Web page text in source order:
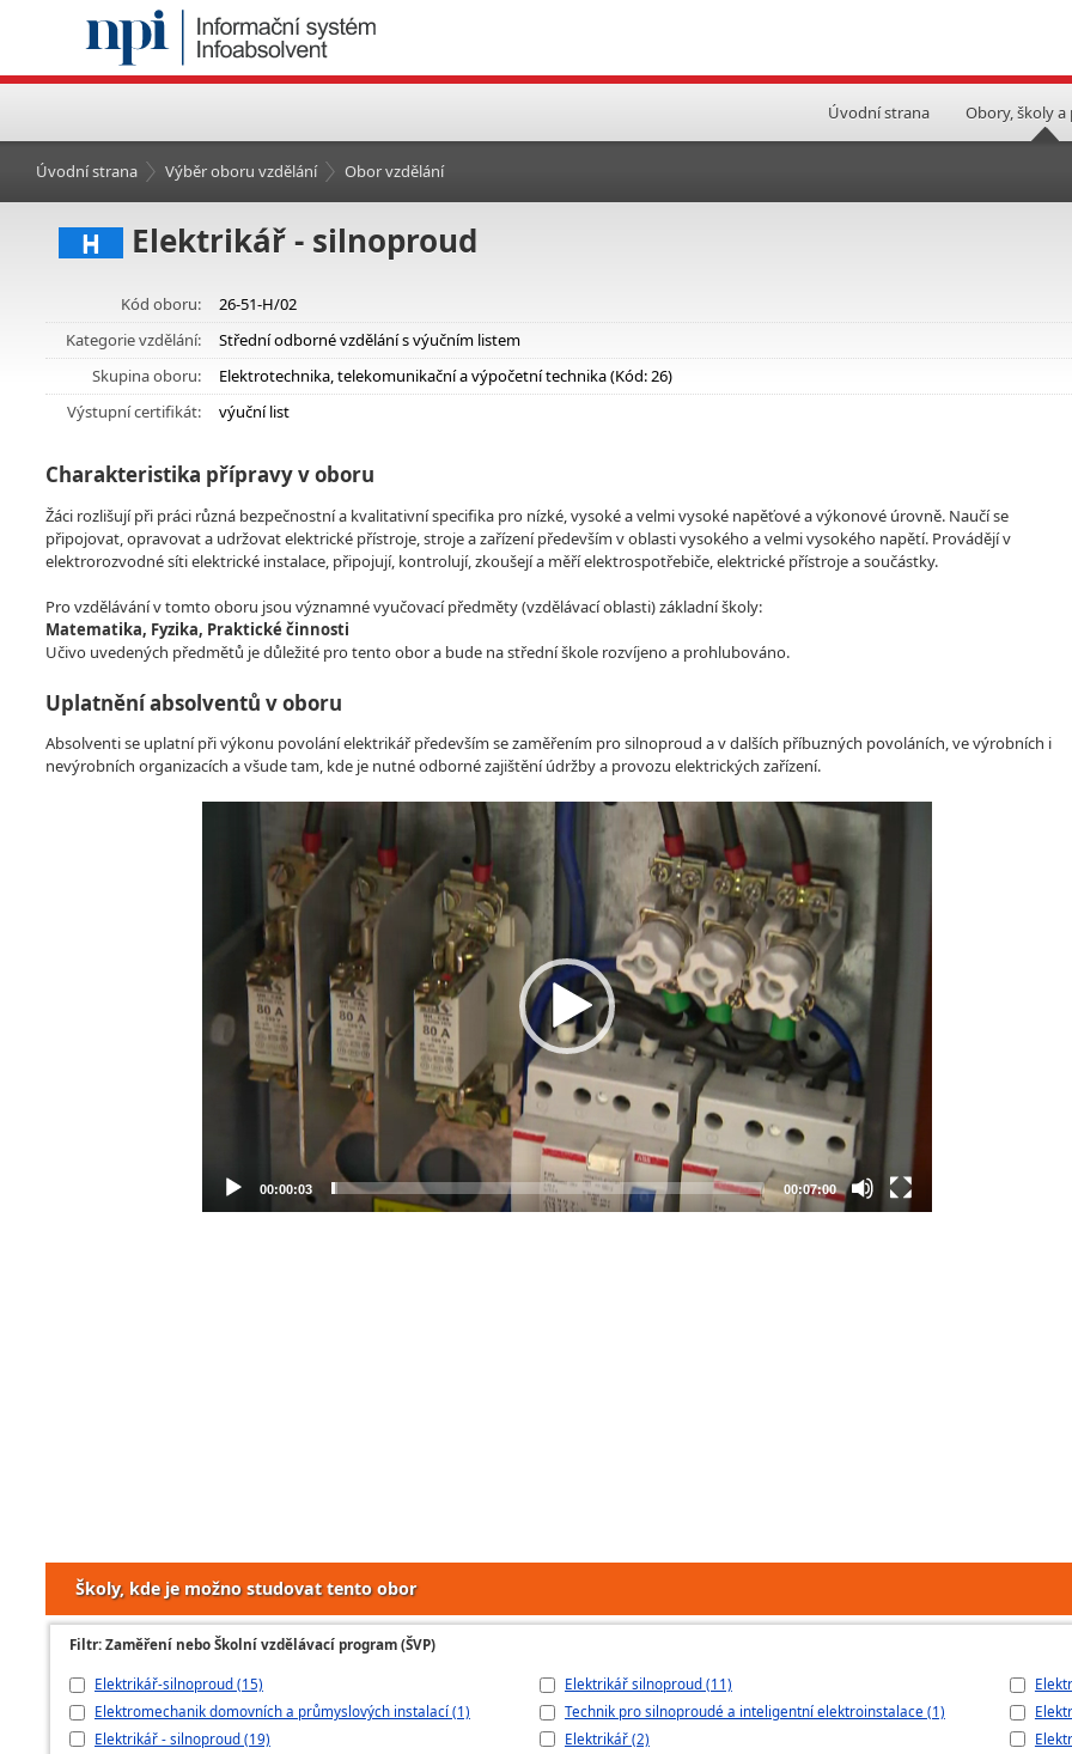
Úvodní strana Obory, školy a
Úvodní strana Výběr oboru vzdělání Obor vzdělání
H Elektrikář - silnoproud
Kód oboru:
26-51-H/02
Kategorie vzdělání:
Střední odborné vzdělání s výučním listem
Skupina oboru:
Elektrotechnika, telekomunikační a výpočetní technika (Kód: 26)
Výstupní certifikát:
výuční list
Charakteristika přípravy v oboru
Žáci rozlišují při práci různá bezpečnostní a kvalitativní specifika pro nízké, vysoké a velmi vysoké napěťové a výkonové úrovně. Naučí se
připojovat, opravovat a udržovat elektrické přístroje, stroje a zařízení především v oblasti vysokého a velmi vysokého napětí. Provádějí v
elektrorozvodné síti elektrické instalace, připojují, kontrolují, zkoušejí a měří elektrospotřebiče, elektrické přístroje a součástky.
Pro vzdělávání v tomto oboru jsou významné vyučovací předměty (vzdělávací oblasti) základní školy:
Matematika, Fyzika, Praktické činnosti
Učivo uvedených předmětů je důležité pro tento obor a bude na střední škole rozvíjeno a prohlubováno.
Uplatnění absolventů v oboru
Absolventi se uplatní při výkonu povolání elektrikář především se zaměřením pro silnoproud a v dalších příbuzných povoláních, ve výrobních i
nevýrobních organizacích a všude tam, kde je nutné odborné zajištění údržby a provozu elektrických zařízení.
00:00:03 00:07:00
Školy, kde je možno studovat tento obor
Filtr: Zaměření nebo Školní vzdělávací program (ŠVP)
Elektrikář-silnoproud (15)
Elektromechanik domovních a průmyslových instalací (1)
Elektrikář - silnoproud (19)
Elektrikář silnoproud (11)
Technik pro silnoproudé a inteligentní elektroinstalace (1)
Elektrikář (2)